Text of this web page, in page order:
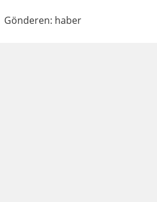
Gönderen: haber